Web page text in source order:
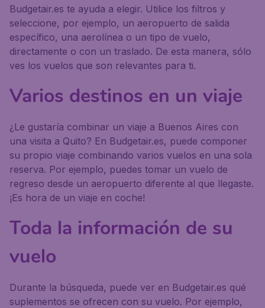
Budgetair.es te ayuda a elegir. Utilice los filtros y
seleccione, por ejemplo, un aeropuerto de salida
específico, una aerolínea o un tipo de vuelo,
directamente o con un traslado. De esta manera, sólo
ves los vuelos que son relevantes para ti.
Varios destinos en un viaje
¿Le gustaría combinar un viaje a Buenos Aires con
una visita a Quito? En Budgetair.es, puede componer
su propio viaje combinando varios vuelos en una sola
reserva. Por ejemplo, puedes tomar un vuelo de
regreso desde un aeropuerto diferente al que llegaste.
¡Es hora de un viaje en coche!
Toda la información de su
vuelo
Durante la búsqueda, puede ver en Budgetair.es qué
suplementos se ofrecen con su vuelo. Por ejemplo,